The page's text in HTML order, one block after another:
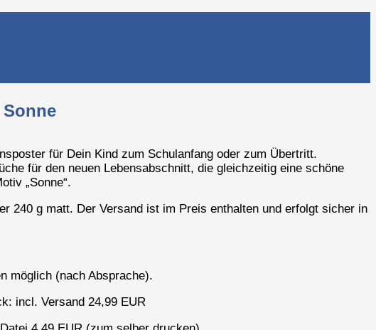
für Dein Kind zum Schulanfang oder zum Übertritt.
für den neuen Lebensabschnitt, die gleichzeitig eine schöne
„Sonne“.
240 g matt. Der Versand ist im Preis enthalten und erfolgt sicher in
möglich (nach Absprache).
incl. Versand 24,99 EUR